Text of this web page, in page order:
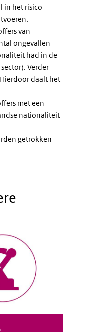
in het risico
van
ongevallen
had in de
Verder
daalt het
met een
nationaliteit
getrokken